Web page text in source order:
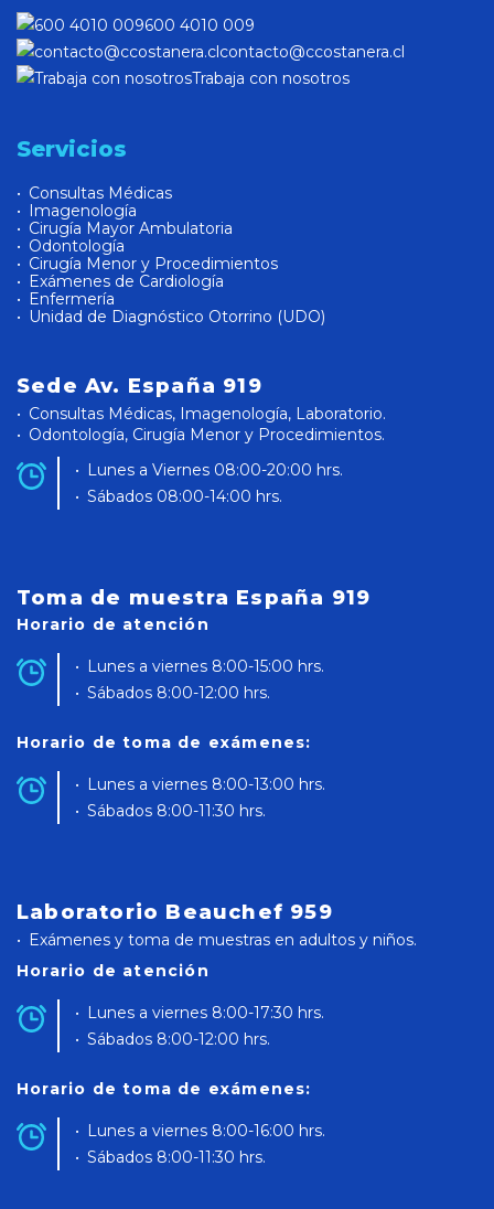
600 4010 009
contacto@ccostanera.cl
Trabaja con nosotros
Servicios
Consultas Médicas
Imagenología
Cirugía Mayor Ambulatoria
Odontología
Cirugía Menor y Procedimientos
Exámenes de Cardiología
Enfermería
Unidad de Diagnóstico Otorrino (UDO)
Sede Av. España 919
Consultas Médicas, Imagenología, Laboratorio.
Odontología, Cirugía Menor y Procedimientos.
Lunes a Viernes 08:00-20:00 hrs.
Sábados 08:00-14:00 hrs.
Toma de muestra España 919
Horario de atención
Lunes a viernes 8:00-15:00 hrs.
Sábados 8:00-12:00 hrs.
Horario de toma de exámenes:
Lunes a viernes 8:00-13:00 hrs.
Sábados 8:00-11:30 hrs.
Laboratorio Beauchef 959
Exámenes y toma de muestras en adultos y niños.
Horario de atención
Lunes a viernes 8:00-17:30 hrs.
Sábados 8:00-12:00 hrs.
Horario de toma de exámenes:
Lunes a viernes 8:00-16:00 hrs.
Sábados 8:00-11:30 hrs.